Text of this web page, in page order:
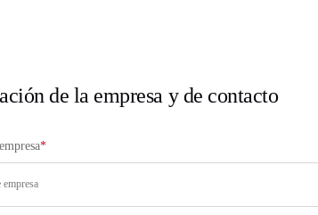
de la empresa y de contacto
*